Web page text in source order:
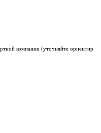
компании (уточняйте ориентир